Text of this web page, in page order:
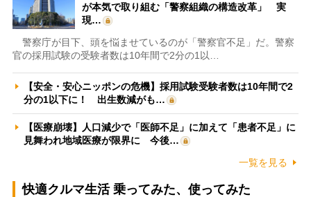
が本気で取り組む「警察組織の構造改革」 実
現…
警察庁が目下、頭を悩ませているのが「警察官不足」だ。警察
官の採用試験の受験者数は10年間で2分の1以…
【安全・安心ニッポンの危機】採用試験受験者数は10年間で2
分の1以下に！ 出生数減がも…
【医療崩壊】人口減少で「医師不足」に加えて「患者不足」に
見舞われ地域医療が限界に 今後…
一覧を見る
快適クルマ生活 乗ってみた、使ってみた